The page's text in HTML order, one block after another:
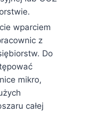
wparciem
z
Do
mikro,
całej